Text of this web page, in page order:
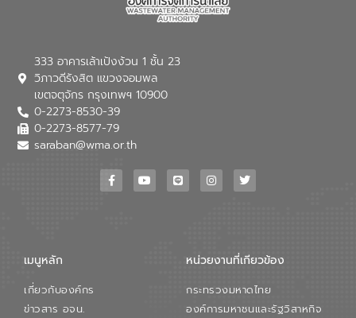
333 อาคารเล้าเป้งง้วน 1 ชั้น 23
วิภาวดีรังสิต แขวงจอมพล
เขตจตุจักร กรุงเทพฯ 10900
0-2273-8530-39
0-2273-8577-79
saraban@wma.or.th
เมนูหลัก
เกี่ยวกับองค์กร
ข่าวสาร อจน.
หน่วยงานที่เกียวข้อง
กระทรวงมหาดไทย
องค์การมหาชนและรัฐวิสาหกิจ